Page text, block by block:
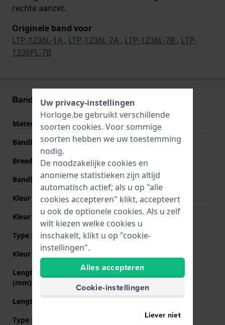
rechte aanzet.
Originele band voor
LTP-1236L-1A , LTP-1236L-7A , LTP-1236L-7B , LTP-
1236PL-7B
Band informatie
Materiaal Band
Leer
Bandbreedte
12 mm
Breedte bandaanzet
12 mm
Bandbreedte bij sluiting
10 mm
Kleur Band
Zwart
Kleur stiksel
Zwart
Type sluiting
Gesp
Kleur sluiting
Lengte band op 12 uur
(mm)
70 mm
Lengte band op 6 uur (mm) 115 mm
Type Bevestiging
Bandpennen
Uw privacy-instellingen
Horloge.be gebruikt verschillende
soorten cookies. Voor sommige
soorten hebben we uw toestemming
nodig.
De noodzakelijke cookies en
anonieme statistieken zijn altijd
automatisch actief; als u op "alle
cookies accepteren" klikt, accepteert
u ook de optionele cookies. Als u zelf
wilt kiezen welke cookies u
inschakelt, klikt u op "cookie-
instellingen".
Alles accepteren
Cookie-instellingen
Liever niet